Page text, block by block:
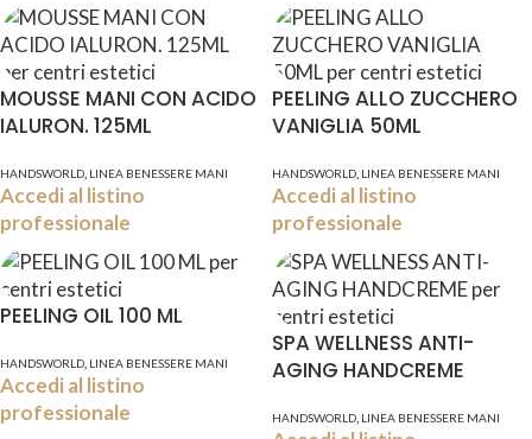
MOUSSE MANI CON ACIDO
IALURON. 125ML
HANDSWORLD LINEA BENESSERE MANI
Accedi al listino
professionale
PEELING ALLO ZUCCHERO
VANIGLIA 50ML
HANDSWORLD LINEA BENESSERE MANI
Accedi al listino
professionale
PEELING OIL 100 ML
HANDSWORLD LINEA BENESSERE MANI
Accedi al listino
professionale
SPA WELLNESS ANTI-
AGING HANDCREME
HANDSWORLD LINEA BENESSERE MANI